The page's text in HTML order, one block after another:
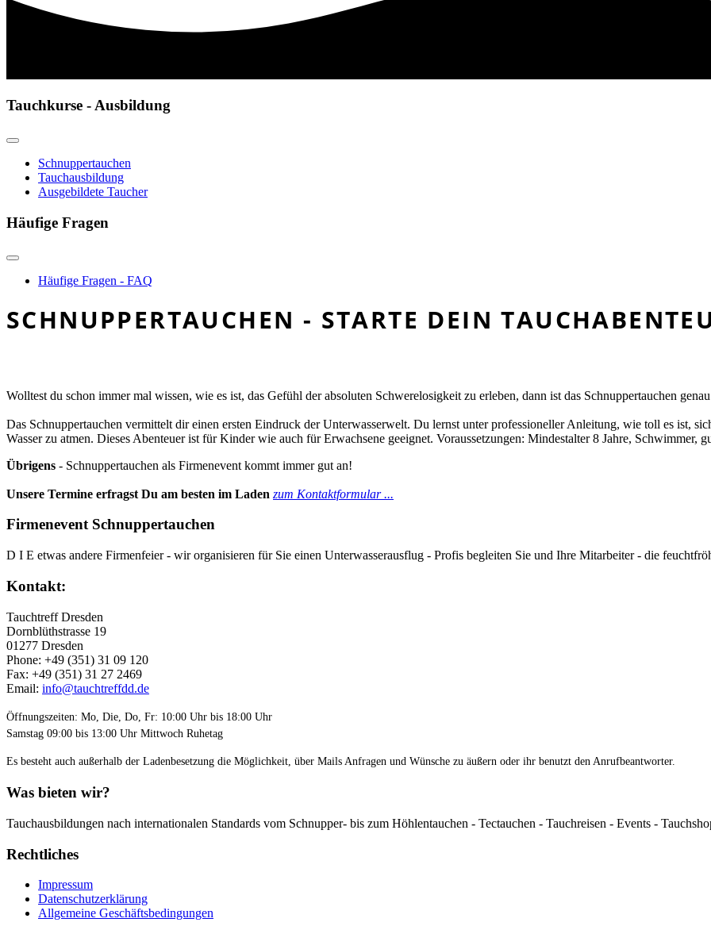
Tauchkurse - Ausbildung
Schnuppertauchen
Tauchausbildung
Ausgebildete Taucher
Häufige Fragen
Häufige Fragen - FAQ
SCHNUPPERTAUCHEN - STARTE DEIN
Woll­test du schon immer mal wis­sen, wie es ist, das Gefühl der absoluten Schw­erelosigkeit zu erleben, dann ist das Schnup­per­tauchen
Das Schnup­per­tauchen ver­mit­telt dir einen ersten Ein­druck der Unter­wasser­welt. Du lernst unter pro­fes­sioneller Anleitung, wie toll es ist,
Wasser zu atmen. Dieses Aben­teuer ist für Kinder wie auch für Erwach­sene geeignet. Voraus­set­zun­gen: Min­destal­ter 8 Jahre, Schwim­mer,
Übrigens - Schnuppertauchen als Firmenevent kommt immer gut an!
Unsere Ter­mine erfragst Du am besten im Laden zum Kontaktformular ...
Firmenevent Schnuppertauchen
D I E etwas andere Firmenfeier - wir organisieren für Sie einen Unterwasserausflug - Profis begleiten Sie und Ihre Mitarbeiter - die
Kontakt:
Tauchtreff Dresden
Dorn­blüth­strasse 19
01277 Dres­den
Phone: +49 (351) 31 09 120
Fax: +49 (351) 31 27 2469
Email: info@tauchtreffdd.de
Öffnungszeiten: Mo, Die, Do, Fr: 10:00 Uhr bis 18:00 Uhr
Samstag 09:00 bis 13:00 Uhr Mittwoch Ruhetag
Es besteht auch außerhalb der Ladenbesetzung die Möglichkeit, über Mails Anfragen und Wünsche zu äußern oder ihr benutzt den Anrufbeantworter.
Was bieten wir?
Tauchausbildungen nach internationalen Standards vom Schnupper- bis zum Höhlentauchen - Tectauchen - Tauchreisen - Events -
Rechtliches
Impressum
Datenschutzerklärung
Allgemeine Geschäftsbedingungen